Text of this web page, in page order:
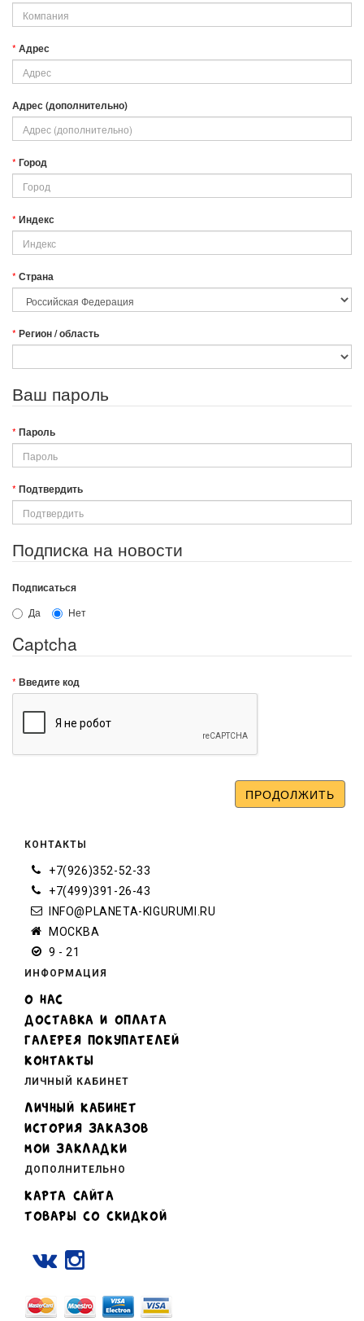
Адрес
Адрес (дополнительно)
Город
Индекс
Страна
Регион / область
Ваш пароль
Пароль
Подтвердить
Подписка на новости
Подписаться
Да Нет
Captcha
Введите код
КОНТАКТЫ
+7(926)352-52-33
+7(499)391-26-43
INFO@PLANETA-KIGURUMI.RU
МОСКВА
9 - 21
ИНФОРМАЦИЯ
О НАС
ДОСТАВКА И ОПЛАТА
ГАЛЕРЕЯ ПОКУПАТЕЛЕЙ
КОНТАКТЫ
ЛИЧНЫЙ КАБИНЕТ
ЛИЧНЫЙ КАБИНЕТ
ИСТОРИЯ ЗАКАЗОВ
МОИ ЗАКЛАДКИ
ДОПОЛНИТЕЛЬНО
КАРТА САЙТА
ТОВАРЫ СО СКИДКОЙ